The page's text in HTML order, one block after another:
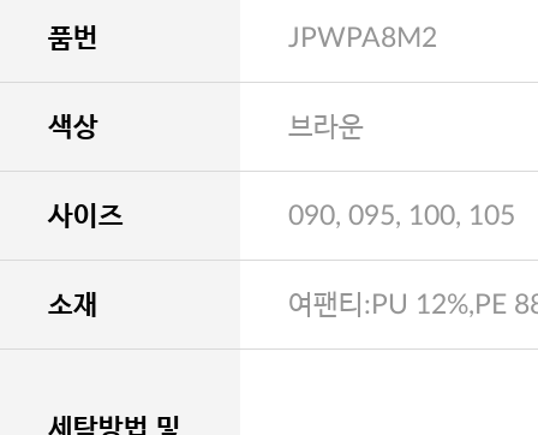
품번 JPWPA8M2
색상 브라운
사이즈 090, 095, 100, 105
소재 여팬티:PU 12%,PE
세탁방법 및